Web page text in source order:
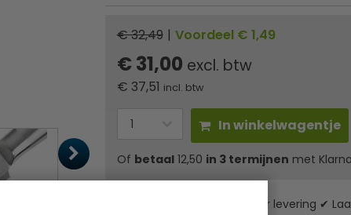
€ 32,49 | Voordeel € 1,49
€ 31,00 excl. btw
€ 37,51 incl. btw
In winkelwagentje
Of betaal12,50 in 3 termijnen met Klarna
✔ Gratis verzending* ✔ 24 uur levering ✔